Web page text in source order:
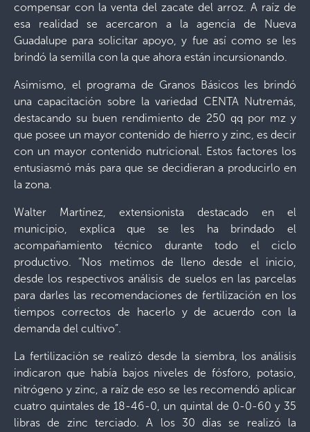
compensar con la venta del zacate del arroz. A raíz de
esa realidad se acercaron a la agencia de Nueva
Guadalupe para solicitar apoyo, y fue así como se les
brindó la semilla con la que ahora están incursionando.
Asimismo, el programa de Granos Básicos les brindó
una capacitación sobre la variedad CENTA Nutremás,
destacando su buen rendimiento de 250 qq por mz y
que posee un mayor contenido de hierro y zinc, es decir
con un mayor contenido nutricional. Estos factores los
entusiasmó más para que se decidieran a producirlo en
la zona.
Walter Martínez, extensionista destacado en el
municipio, explica que se les ha brindado el
acompañamiento técnico durante todo el ciclo
productivo. “Nos metimos de lleno desde el inicio,
desde los respectivos análisis de suelos en las parcelas
para darles las recomendaciones de fertilización en los
tiempos correctos de hacerlo y de acuerdo con la
demanda del cultivo”.
La fertilización se realizó desde la siembra, los análisis
indicaron que había bajos niveles de fósforo, potasio,
nitrógeno y zinc, a raíz de eso se les recomendó aplicar
cuatro quintales de 18-46-0, un quintal de 0-0-60 y 35
libras de zinc terciado. A los 30 días se realizó la